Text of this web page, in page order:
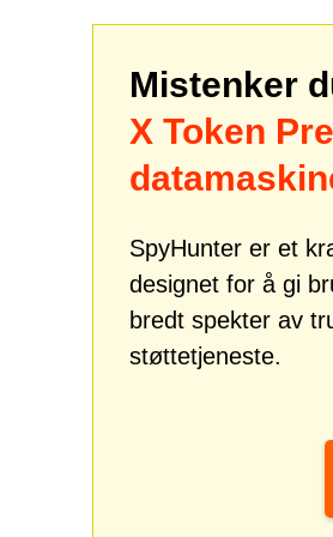
Mistenker
X Token
SpyHunter er et
designet for å gi
bredt spekter av
støttetjeneste.